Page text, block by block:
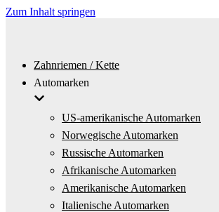
Zum Inhalt springen
Zahnriemen / Kette
Automarken
US-amerikanische Automarken
Norwegische Automarken
Russische Automarken
Afrikanische Automarken
Amerikanische Automarken
Italienische Automarken